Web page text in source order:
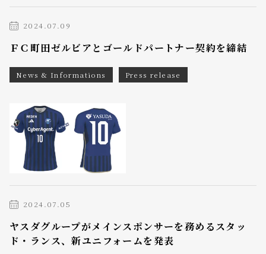
2024.07.09
ＦＣ町田ゼルビアとゴールドパートナー契約を締結
News & Informations Press release
2024.07.05
ヤスダグループがメインスポンサーを務めるスタッ
ド・ランス、新ユニフォームを発表